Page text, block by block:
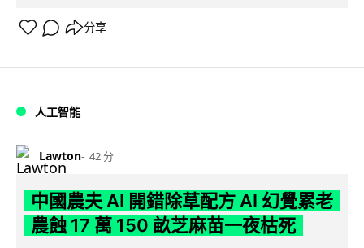
分享
人工智能
Lawton 42 分
中國農夫 AI 開錯除草配方 AI 幻覺累老
農蝕 17 萬 150 畝芝麻苗一夜枯死